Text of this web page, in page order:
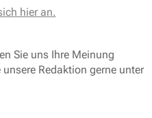
hier an.
Sie uns Ihre Meinung
Redaktion gerne unter